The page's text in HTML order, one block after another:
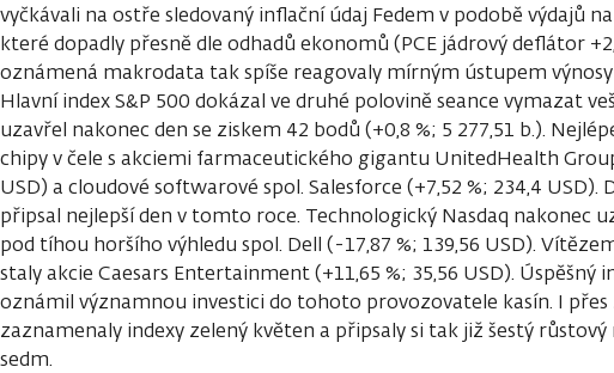
vyčkávali na ostře sledovaný inflační údaj Fedem v podobě výdajů
které dopadly přesně dle odhadů ekonomů (PCE jádrový deflátor
oznámená makrodata tak spíše reagovaly mírným ústupem
Hlavní index S&P 500 dokázal ve druhé polovině seance vymazat
uzavřel nakonec den se ziskem 42 bodů (+0,8 %; 5 277,51 b.).
chipy v čele s akciemi farmaceutického gigantu UnitedHealth
USD) a cloudové softwarové spol. Salesforce (+7,52 %; 234,4 USD).
připsal nejlepší den v tomto roce. Technologický Nasdaq nakonec
pod tíhou horšího výhledu spol. Dell (-17,87 %; 139,56 USD).
staly akcie Caesars Entertainment (+11,65 %; 35,56 USD). Úspěšný
oznámil významnou investici do tohoto provozovatele kasín. I
zaznamenaly indexy zelený květen a připsaly si tak již šestý růstový
sedm.